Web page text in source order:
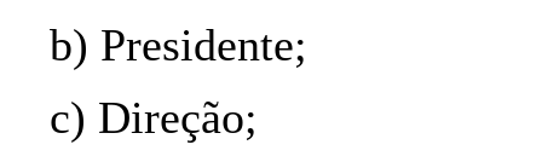
b) Presidente;
c) Direção;